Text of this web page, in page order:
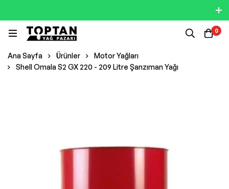
0
Ana Sayfa Ürünler
Motor Yağları
Shell Omala S2 GX 220 - 209 Litre Şanzıman Yağı